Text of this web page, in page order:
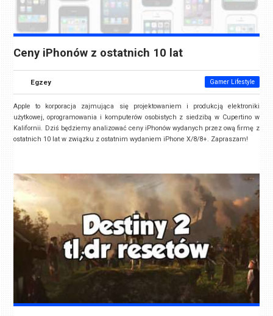
Ceny iPhonów z ostatnich 10 lat
Egzey Gamer Lifestyle
Apple to korporacja zajmująca się projektowaniem i produkcją elektroniki
użytkowej, oprogramowania i komputerów osobistych z siedzibą w Cupertino w
Kalifornii. Dziś będziemy analizować ceny iPhonów wydanych przez ową firmę z
ostatnich 10 lat w związku z ostatnim wydaniem iPhone X/8/8+. Zapraszam!